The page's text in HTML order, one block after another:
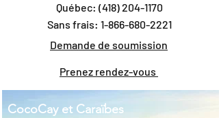
Québec: (418) 204-1170
Sans frais: 1-866-680-2221
Demande de soumission
Prenez rendez-vous
CocoCay et Caraïbes